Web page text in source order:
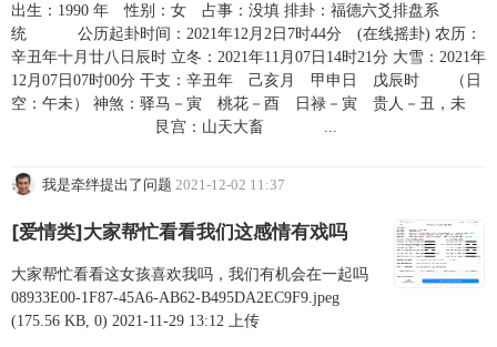
出生：1990 年 性别：女 占事：没填 排卦：福德六爻排盘系
统 公历起卦时间：2021年12月2日7时44分 (在线摇卦) 农历：
辛丑年十月廿八日辰时 立冬：2021年11月07日14时21分 大雪：2021年
12月07日07时00分 干支：辛丑年 己亥月 甲申日 戊辰时 （日
空：午未） 神煞：驿马－寅 桃花－酉 日禄－寅 贵人－丑，未
艮宫：山天大畜 ...
我是牵绊提出了问题 2021-12-02 11:37
[爱情类]大家帮忙看看我们这感情有戏吗
大家帮忙看看这女孩喜欢我吗，我们有机会在一起吗
08933E00-1F87-45A6-AB62-B495DA2EC9F9.jpeg
(175.56 KB, 0) 2021-11-29 13:12 上传